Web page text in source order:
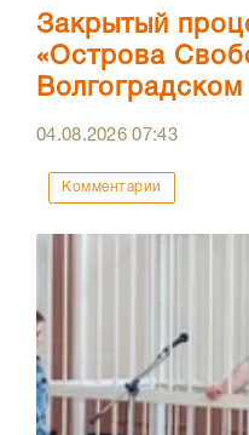
Закрытый
«Острова
04.08.202607:43
Комментарии